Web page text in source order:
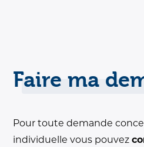
Faire ma
Pour toute demande
individuelle vous pouvez